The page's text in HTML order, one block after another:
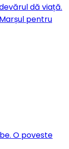
dă viață.
pentru
O poveste